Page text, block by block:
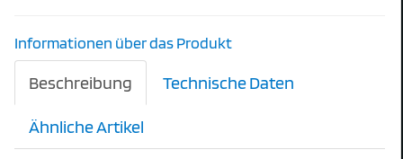
Informationen über das Produkt
Beschreibung Technische Daten
Ähnliche Artikel